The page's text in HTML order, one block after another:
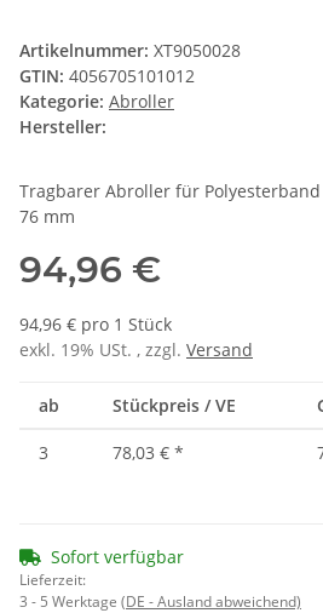
Artikelnummer: XT9050028
GTIN: 4056705101012
Kategorie: Abroller
Hersteller:
Tragbarer Abroller für
76 mm
94,96 €
94,96 € pro 1 Stück
exkl. 19% USt. , zzgl. Versand
ab Stückpreis / VE
3 78,03 € *
Sofort verfügbar
Lieferzeit:
3 - 5 Werktage (DE - Ausland abweichend)